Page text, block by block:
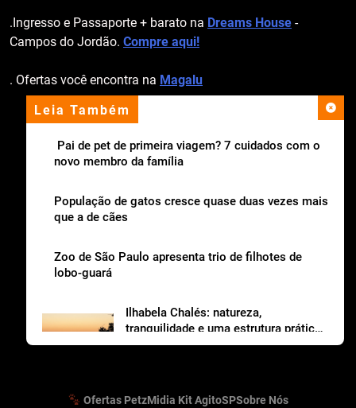
Leia Também
Pai de pet de primeira viagem? 7 cuidados com o
novo membro da família
População de gatos cresce quase duas vezes mais
que a de cães
Zoo de São Paulo apresenta trio de filhotes de
lobo-guará
Ilhabela Chalés: natureza,
tranquilidade e uma estrutura prática
para viajar com os dogs
.Ingresso e Passaporte + barato na Dreams House -
Campos do Jordão. Compre aqui!
. Ofertas você encontra na Magalu
apoio institucional
Ofertas PetzMidia Kit AgitoSPSobre Nós